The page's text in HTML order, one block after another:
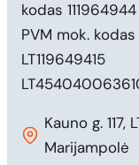
kodas 111964944
PVM mok. kodas
LT119649415
Kauno g. 117,
Marijampolė